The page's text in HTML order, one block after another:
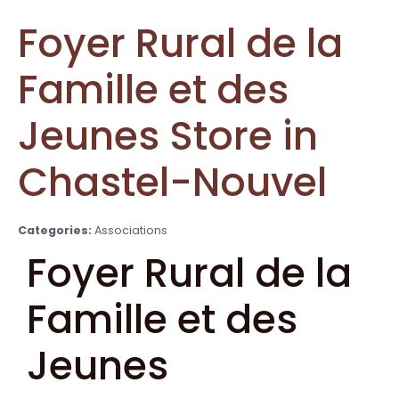
Foyer Rural de la
Famille et des
Jeunes Store in
Chastel-Nouvel
Categories: Associations
Foyer Rural de la
Famille et des
Jeunes